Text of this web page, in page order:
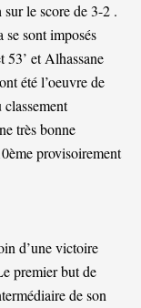
le score de 3-2 .
sont imposés
et Alhassane
été l’oeuvre de
très bonne
provisoirement
d’une victoire
premier but de
de son